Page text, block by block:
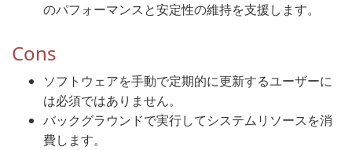
のパフォーマンスと安定性の維持を支援します。
Cons
ソフトウェアを手動で定期的に更新するユーザーに
は必須ではありません。
バックグラウンドで実行してシステムリソースを消
費します。